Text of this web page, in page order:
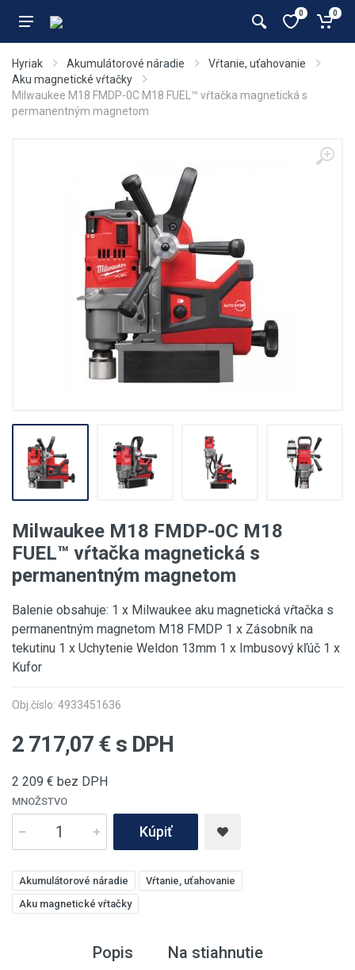
0 0
Hyriak Akumulátorové náradie
Vŕtanie, uťahovanie
Aku magnetické vŕtačky
Milwaukee M18 FMDP-0C M18 FUEL™ vŕtačka magnetická s
permanentným magnetom
Milwaukee M18 FMDP-0C M18
FUEL™ vŕtačka magnetická s
permanentným magnetom
Balenie obsahuje: 1 x Milwaukee aku magnetická vŕtačka s
permanentným magnetom M18 FMDP 1 x Zásobník na
tekutinu 1 x Uchytenie Weldon 13mm 1 x Imbusový kľúč 1 x
Kufor
Obj.číslo: 4933451636
2 717,07 € s DPH
2 209 € bez DPH
MNOŽSTVO
Kúpiť
Akumulátorové náradie
Vŕtanie, uťahovanie
Aku magnetické vŕtačky
Popis Na stiahnutie